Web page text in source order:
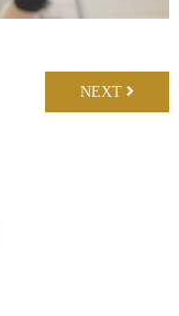
NEXT